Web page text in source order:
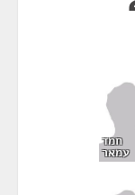
חמד
עמאר